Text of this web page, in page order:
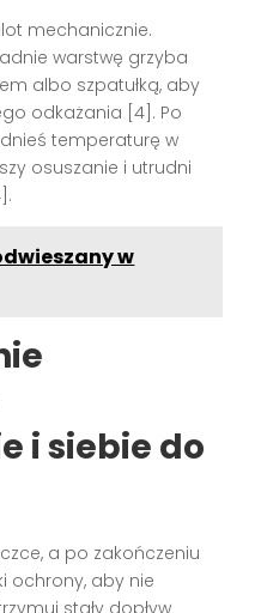
mechanicznie.
warstwę grzyba
albo szpatułką, aby
odkażania [4]. Po
temperaturę w
osuszanie i utrudni
w
i siebie do
a po zakończeniu
ochrony, aby nie